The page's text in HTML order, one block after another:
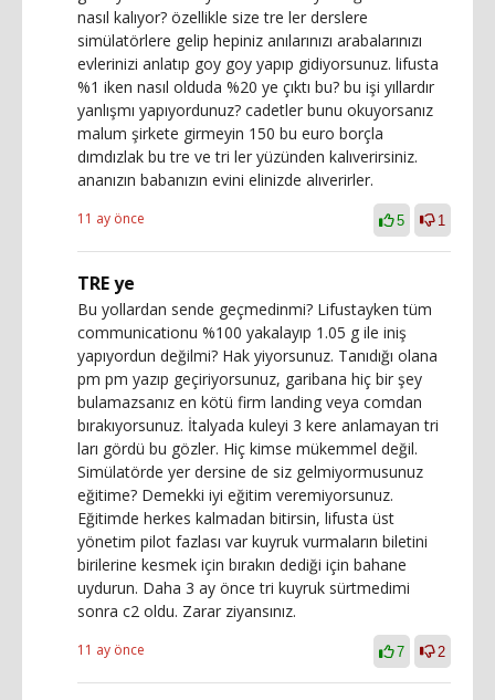
nasıl kalıyor? özellikle size tre ler derslere
simülatörlere gelip hepiniz anılarınızı arabalarınızı
evlerinizi anlatıp goy goy yapıp gidiyorsunuz. lifusta
%1 iken nasıl olduda %20 ye çıktı bu? bu işi yıllardır
yanlışmı yapıyordunuz? cadetler bunu okuyorsanız
malum şirkete girmeyin 150 bu euro borçla
dımdızlak bu tre ve tri ler yüzünden kalıverirsiniz.
ananızın babanızın evini elinizde alıverirler.
11 ay önce 5 1
TRE ye
Bu yollardan sende geçmedinmi? Lifustayken tüm
communicationu %100 yakalayıp 1.05 g ile iniş
yapıyordun değilmi? Hak yiyorsunuz. Tanıdığı olana
pm pm yazıp geçiriyorsunuz, garibana hiç bir şey
bulamazsanız en kötü firm landing veya comdan
bırakıyorsunuz. İtalyada kuleyi 3 kere anlamayan tri
ları gördü bu gözler. Hiç kimse mükemmel değil.
Simülatörde yer dersine de siz gelmiyormusunuz
eğitime? Demekki iyi eğitim veremiyorsunuz.
Eğitimde herkes kalmadan bitirsin, lifusta üst
yönetim pilot fazlası var kuyruk vurmaların biletini
birilerine kesmek için bırakın dediği için bahane
uydurun. Daha 3 ay önce tri kuyruk sürtmedimi
sonra c2 oldu. Zarar ziyansınız.
11 ay önce 7 2